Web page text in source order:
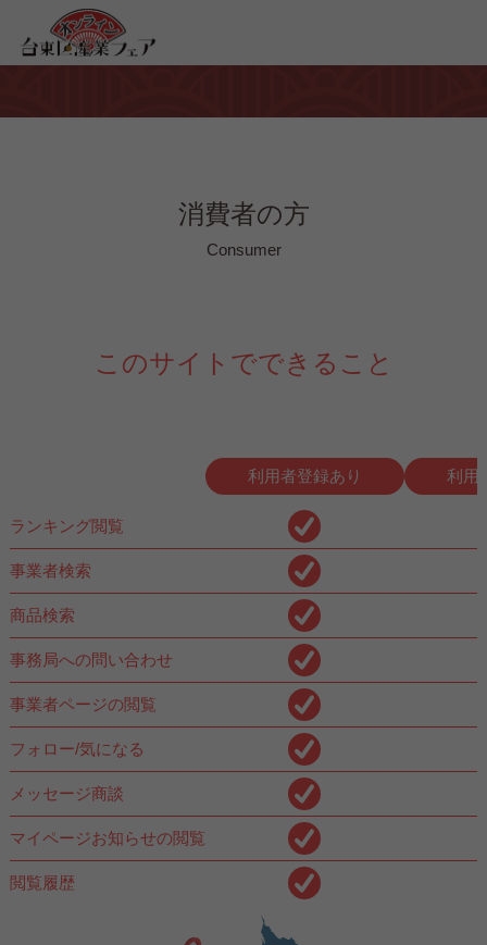
消費者の方
Consumer
このサイトでできること
利用者登録あり 利用
ランキング閲覧
事業者検索
商品検索
事務局への問い合わせ
事業者ページの閲覧
フォロー/気になる
メッセージ商談
マイページお知らせの閲覧
閲覧履歴